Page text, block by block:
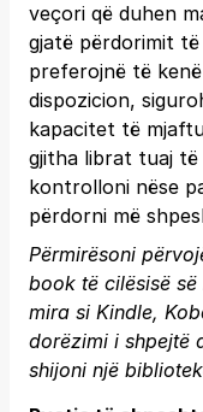
veçori që duhen
gjatë përdorimit
preferojnë të
dispozicion,
kapacitet të
gjitha librat tuaj
kontrolloni nëse
përdorni më
Përmirësoni
book të cilësisë
mira si Kindle,
dorëzimi i shpejtë
shijoni një